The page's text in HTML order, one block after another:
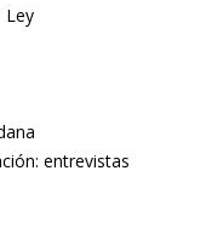
Ley
entrevistas